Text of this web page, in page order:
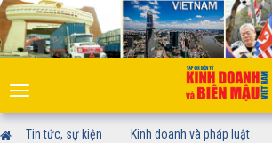
Toggle
navigation
Tin tức, sự kiện Kinh doanh và pháp luật